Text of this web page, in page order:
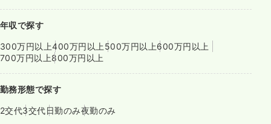
年収で探す
300万円以上400万円以上 500万円以上600万円以上
700万円以上800万円以上
勤務形態で探す
2交代3交代日勤のみ夜勤のみ